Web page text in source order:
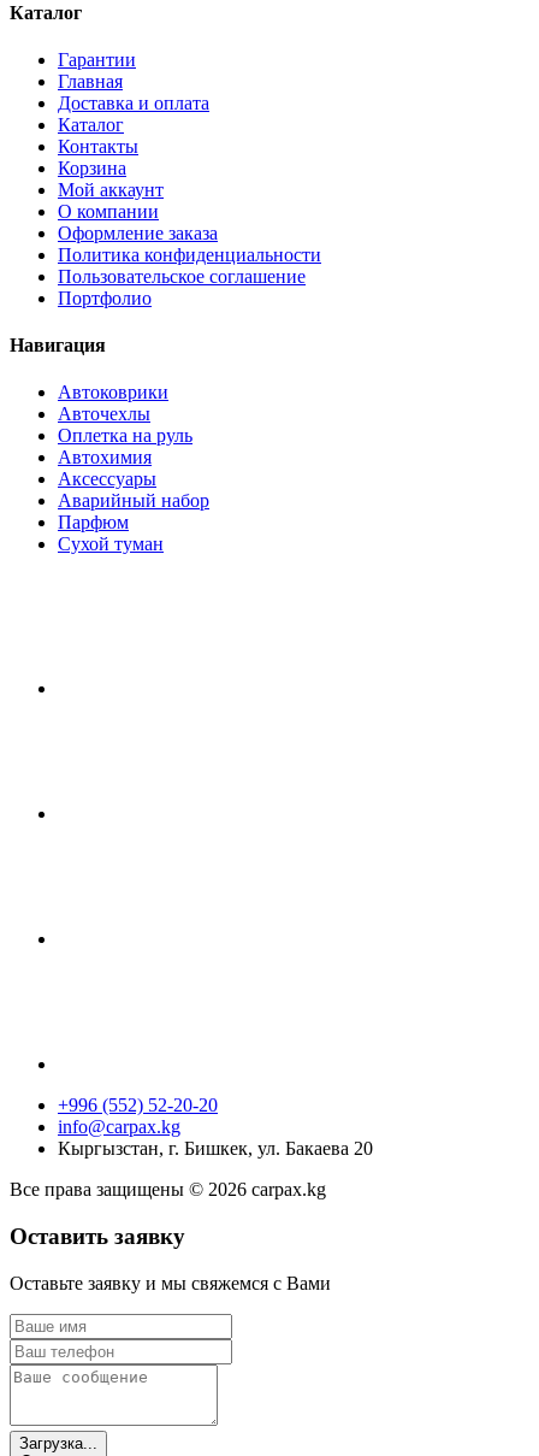
Каталог
Гарантии
Главная
Доставка и оплата
Каталог
Контакты
Корзина
Мой аккаунт
О компании
Оформление заказа
Политика конфиденциальности
Пользовательское соглашение
Портфолио
Навигация
Автоковрики
Авточехлы
Оплетка на руль
Автохимия
Аксессуары
Аварийный набор
Парфюм
Сухой туман
+996 (552) 52-20-20
info@carpax.kg
Кыргызстан, г. Бишкек, ул. Бакаева 20
Все права защищены © 2026 carpax.kg
Оставить заявку
Оставьте заявку и мы свяжемся с Вами
Загрузка...